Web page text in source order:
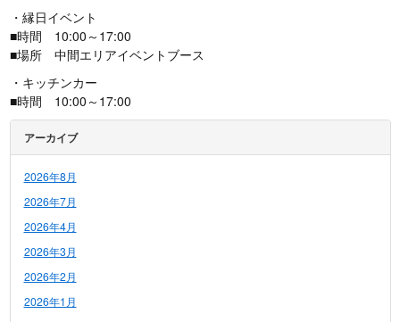
・縁日イベント
■時間 10:00～17:00
■場所 中間エリアイベントブース
・キッチンカー
■時間 10:00～17:00
アーカイブ
2026年8月
2026年7月
2026年4月
2026年3月
2026年2月
2026年1月